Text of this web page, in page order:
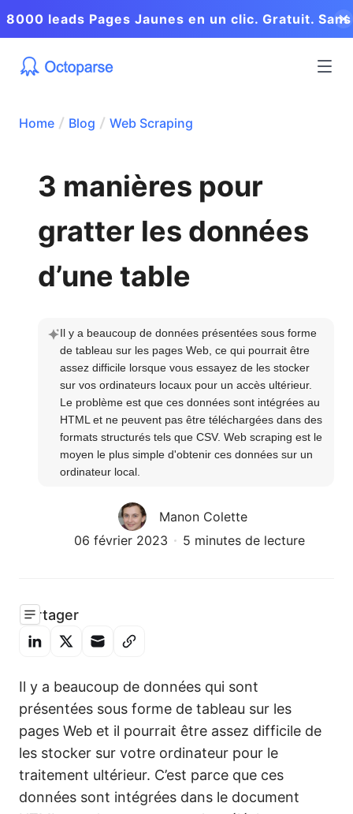
8000 leads Pages Jaunes en un clic. Gratuit. Sans
Home Blog Web Scraping
3 manières pour
gratter les données
d’une table
Il y a beaucoup de données présentées sous forme
de tableau sur les pages Web, ce qui pourrait être
assez difficile lorsque vous essayez de les stocker
sur vos ordinateurs locaux pour un accès ultérieur.
Le problème est que ces données sont intégrées au
HTML et ne peuvent pas être téléchargées dans des
formats structurés tels que CSV. Web scraping est le
moyen le plus simple d'obtenir ces données sur un
ordinateur local.
Manon Colette
06 février 2023
5 minutes de lecture
Partager
Il y a beaucoup de données qui sont
présentées sous forme de tableau sur les
pages Web et il pourrait être assez difficile de
les stocker sur votre ordinateur pour le
traitement ultérieur. C’est parce que ces
données sont intégrées dans le document